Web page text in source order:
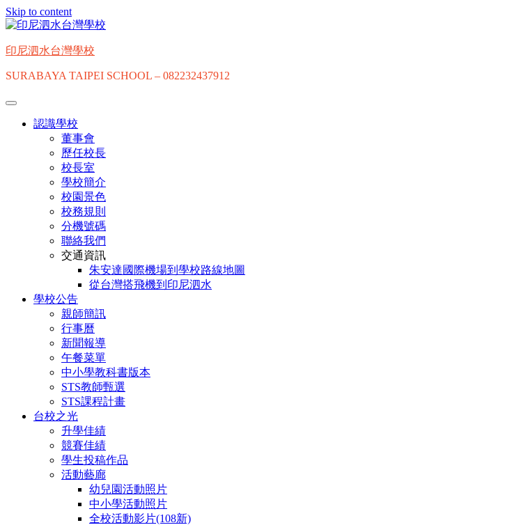
Skip to content
印尼泗水台灣學校
SURABAYA TAIPEI SCHOOL – 082232437912
認識學校
董事會
歷任校長
校長室
學校簡介
校園景色
校務規則
分機號碼
聯絡我們
交通資訊
朱安達國際機場到學校路線地圖
從台灣搭飛機到印尼泗水
學校公告
親師簡訊
行事曆
新聞報導
午餐菜單
中小學教科書版本
STS教師甄選
STS課程計畫
台校之光
升學佳績
競賽佳績
學生投稿作品
活動藝廊
幼兒園活動照片
中小學活動照片
全校活動影片(108新)